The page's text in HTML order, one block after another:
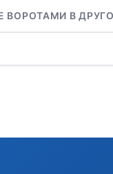
ВОРОТАМИ В